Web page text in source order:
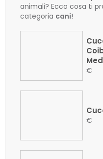
animali? Ecco cosa ti
categoria cani!
€
€